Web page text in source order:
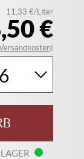
€
11,33 €/Liter